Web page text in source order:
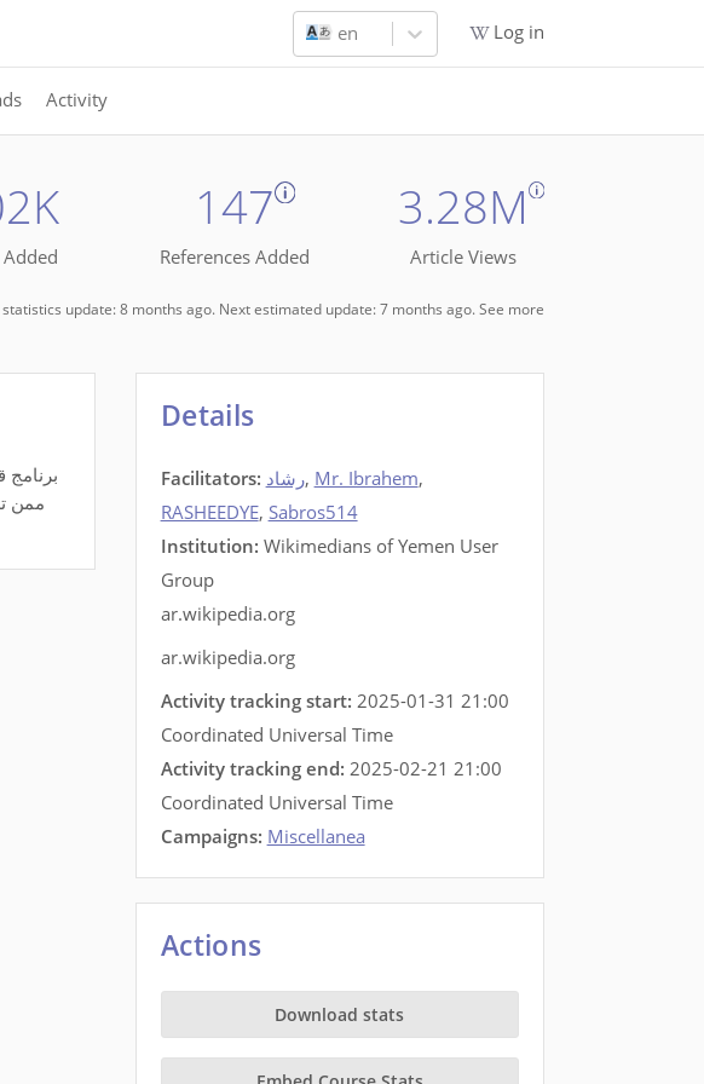
en Log in
Activity
147
References Added
3.28M
Article Views
statistics update: 8 months ago. Next estimated update: 7 months ago.See more
ممن
Details
Facilitators: رشاد, Mr. Ibrahem,
RASHEEDYE, Sabros514
Institution: Wikimedians of Yemen User
Group
ar.wikipedia.org
ar.wikipedia.org
Activity tracking start: 2025-01-31 21:00
Coordinated Universal Time
Activity tracking end: 2025-02-21 21:00
Coordinated Universal Time
Campaigns: Miscellanea
Actions
Download stats